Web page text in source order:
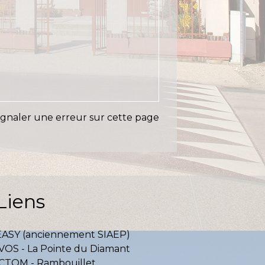
une erreur sur cette page
(anciennement SIAEP)
- La Pointe du Diamant